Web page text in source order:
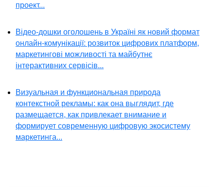
проект...
Відео-дошки оголошень в Україні як новий формат
онлайн-комунікації: розвиток цифрових платформ,
маркетингові можливості та майбутнє
інтерактивних сервісів...
Визуальная и функциональная природа
контекстной рекламы: как она выглядит, где
размещается, как привлекает внимание и
формирует современную цифровую экосистему
маркетинга...